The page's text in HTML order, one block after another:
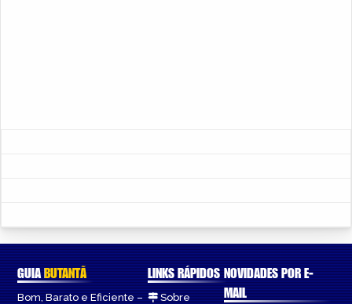
GUIABUTANTÃ
Bom, Barato e Eficiente –
LINKS RÁPIDOS
Sobre
NOVIDADES POR E-
MAIL